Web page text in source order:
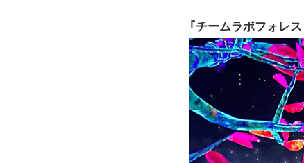
「チームラボフォレ